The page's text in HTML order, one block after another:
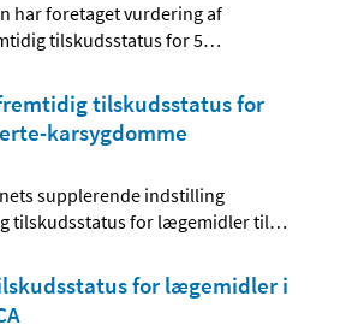
har foretaget vurdering af
tilskudsstatus for 5…
tilskudsstatus for
karsygdomme
supplerende indstilling
tilskudsstatus for lægemidler til…
for lægemidler i